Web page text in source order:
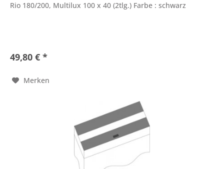
Rio 180/200, Multilux 100 x 40 (2tlg.) Farbe : schwarz
49,80 € *
Merken